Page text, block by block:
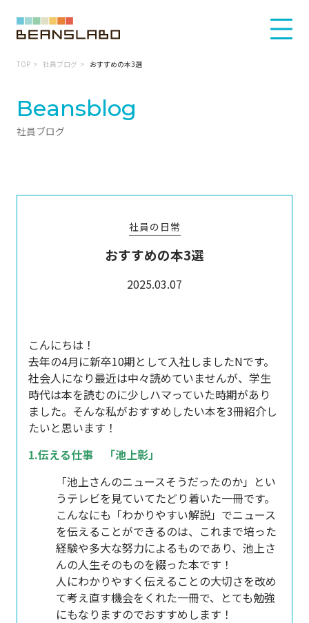
TOP 社員ブログ おすすめの本3選
Beansblog
社員ブログ
社員の日常
おすすめの本3選
2025.03.07
こんにちは！
去年の4月に新卒10期として入社しましたNです。
社会人になり最近は中々読めていませんが、学生
時代は本を読むのに少しハマっていた時期があり
ました。そんな私がおすすめしたい本を3冊紹介し
たいと思います！
1.伝える仕事 「池上彰」
「池上さんのニュースそうだったのか」とい
うテレビを見ていてたどり着いた一冊です。
こんなにも「わかりやすい解説」でニュース
を伝えることができるのは、これまで培った
経験や多大な努力によるものであり、池上さ
んの人生そのものを綴った本です！
人にわかりやすく伝えることの大切さを改め
て考え直す機会をくれた一冊で、とても勉強
にもなりますのでおすすめします！